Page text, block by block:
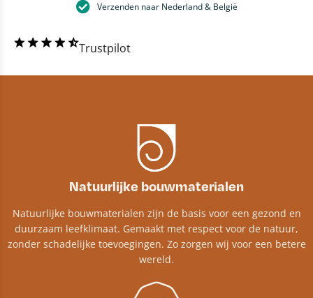
Verzenden naar Nederland & België
Trustpilot
Natuurlijke bouwmaterialen
Natuurlijke bouwmaterialen zijn de basis voor een gezond en
duurzaam leefklimaat. Gemaakt met respect voor de natuur,
zonder schadelijke toevoegingen. Zo zorgen wij voor een betere
wereld.